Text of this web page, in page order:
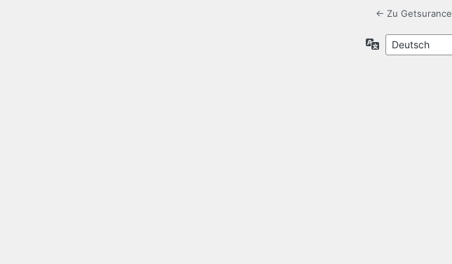
← Zu Getsurance
Sprache